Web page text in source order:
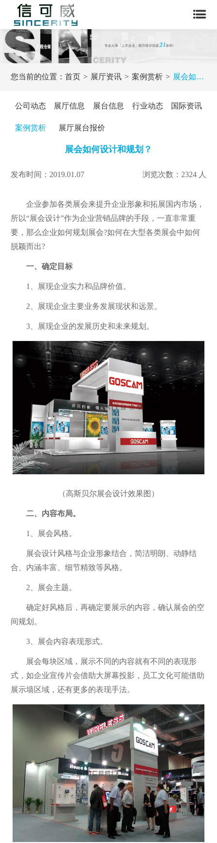
您当前的位置：首页 展厅资讯 案例赏析 展会如何设计和规划？
公司动态 展厅信息 展台信息 行业动态 国际资讯
案例赏析 展厅展台报价
展会如何设计和规划？
发布时间：2019.01.07 浏览次数：2324 人
企业参加各类展会来提升企业形象和拓展国内市场，
所以“展会设计”作为企业营销品牌的手段，一直非常重
要，那么企业如何规划展会?如何在大型各类展会中如何
脱颖而出?
一、确定目标
1、展现企业实力和品牌价值。
2、展现企业主要业务发展现状和远景。
3、展现企业的发展历史和未来规划。
（高斯贝尔展会设计效果图）
二、内容布局。
1、展会风格。
展会设计风格与企业形象结合，简洁明朗、动静结
合、内涵丰富、细节精致等风格。
2、展会主题。
确定好风格后，再确定要展示的内容，确认展会的空
间规划。
3、展会内容表现形式。
展会每块区域，展示不同的内容就有不同的表现形
式，如企业宣传片会借助大屏幕投影，员工文化可能借助
展示墙区域，还有更多的表现手法。